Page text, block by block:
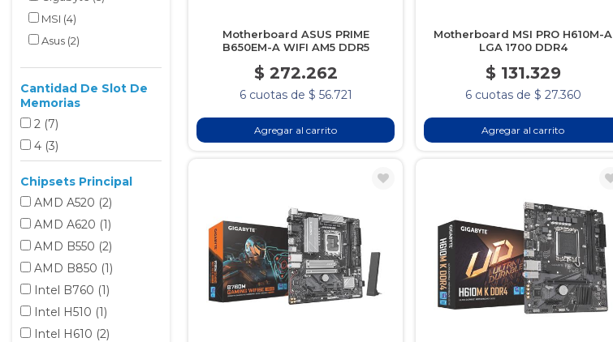
MSI (4)
Asus (2)
Cantidad De Slot De
Memorias
2 (7)
4 (3)
Chipsets Principal
AMD A520 (2)
AMD A620 (1)
AMD B550 (2)
AMD B850 (1)
Intel B760 (1)
Intel H510 (1)
Intel H610 (2)
Motherboard ASUS PRIME
B650EM-A WIFI AM5 DDR5
$ 272.262
6 cuotas de $ 56.721
Agregar al carrito
Motherboard MSI PRO H610M-A
LGA 1700 DDR4
$ 131.329
6 cuotas de $ 27.360
Agregar al carrito